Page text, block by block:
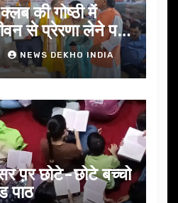
की गोष्ठी में
से प्रेरणा लेने पर
NEWS DEKHO INDIA
प़र छोटे-छोटे बच्चो
पाठ